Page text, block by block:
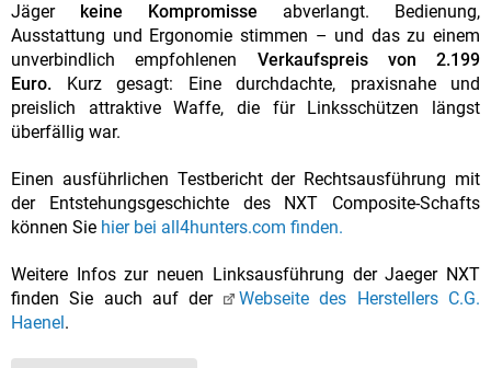
Jäger
keine Kompromisse abverlangt. Bedienung,
Ausstattung und Ergonomie stimmen – und das zu einem
unverbindlich empfohlenen Verkaufspreis von 2.199
Euro.
Kurz gesagt: Eine durchdachte, praxisnahe und
preislich attraktive Waffe, die für Linksschützen längst
überfällig war.
Einen ausführlichen Testbericht der Rechtsausführung mit
der Entstehungsgeschichte des NXT Composite-Schafts
können Sie hier bei all4hunters.com finden.
Weitere Infos zur neuen Linksausführung der Jaeger NXT
finden Sie auch auf der
Webseite des Herstellers C.G.
Haenel .